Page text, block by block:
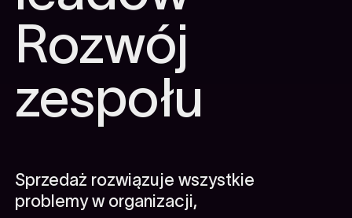
Sprzedaż rozwiązuje wszystkie
problemy w organizacji,
Rozwój
zespołu